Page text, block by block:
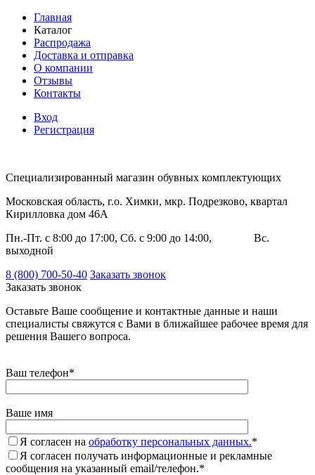
Главная
Каталог
Распродажа
Доставка и отправка
О компании
Отзывы
Контакты
Вход
Регистрация
Специализированный магазин обувных комплектующих
Московская область, г.о. Химки, мкр. Подрезково, квартал
Кирилловка дом 46А
Пн.-Пт. с 8:00 до 17:00, Сб. с 9:00 до 14:00, Вс.
выходной
8 (800) 700-50-40 Заказать звонок
Заказать звонок
Оставьте Ваше сообщение и контактные данные и наши
специалисты свяжутся с Вами в ближайшее рабочее время для
решения Вашего вопроса.
Ваш телефон*
Ваше имя
Я согласен на обработку персональных данных.*
Я согласен получать информационные и рекламные
сообщения на указанный email/телефон.*